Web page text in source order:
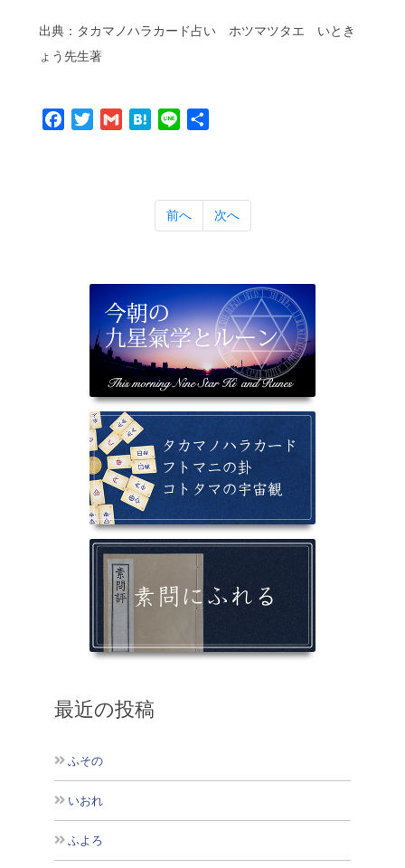
出典：タカマノハラカード占い ホツマツタエ いとき
ょう先生著
Facebook
TwitterGmail Hatena
Line
前へ 次へ
最近の投稿
ふその
いおれ
ふよろ